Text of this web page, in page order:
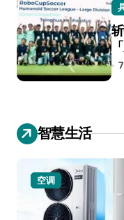
智慧生活
空调